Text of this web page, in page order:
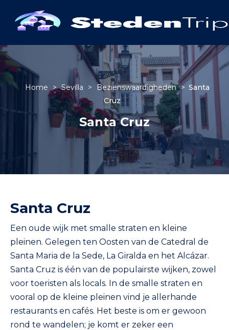
Home > Sevilla > Bezienswaardigheden > Santa
Cruz
Santa Cruz
Santa Cruz
Een oude wijk met smalle straten en kleine
pleinen. Gelegen ten Oosten van de Catedral de
Santa Maria de la Sede, La Giralda en het Alcázar.
Santa Cruz is één van de populairste wijken, zowel
voor toeristen als locals. In de smalle straten en
vooral op de kleine pleinen vind je allerhande
restaurants en cafés. Het beste is om er gewoon
rond te wandelen; je komt er zeker een